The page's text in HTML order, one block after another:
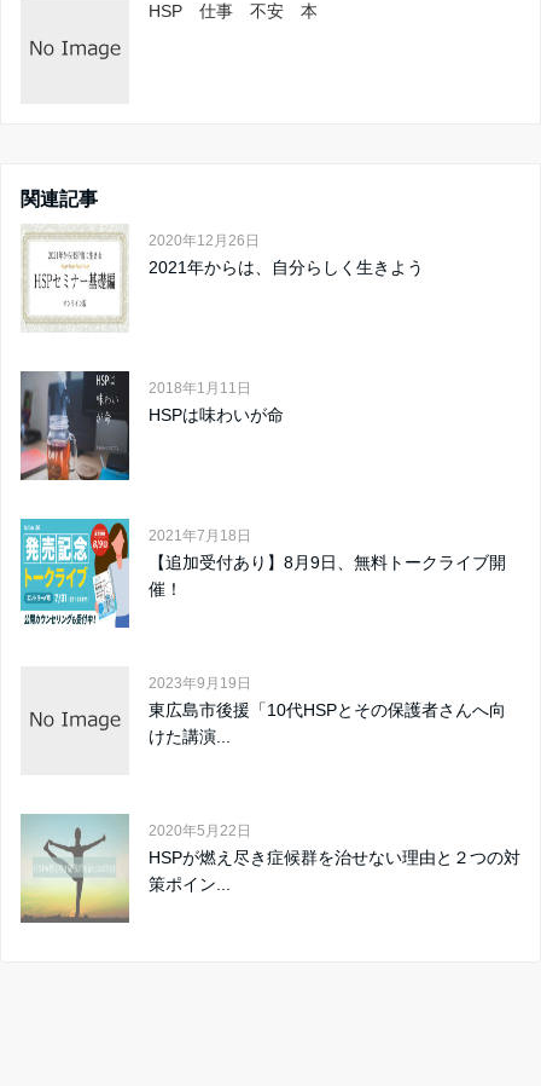
HSP 仕事 不安 本
関連記事
2020年12月26日
2021年からは、自分らしく生きよう
2018年1月11日
HSPは味わいが命
2021年7月18日
【追加受付あり】8月9日、無料トークライブ開
催！
2023年9月19日
東広島市後援「10代HSPとその保護者さんへ向
けた講演...
2020年5月22日
HSPが燃え尽き症候群を治せない理由と２つの対
策ポイン...